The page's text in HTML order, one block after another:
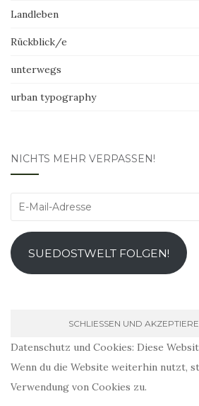
Landleben
Rückblick/e
unterwegs
urban typography
NICHTS MEHR VERPASSEN!
E-
Adresse
SUEDOSTWELT FOLGEN!
Datenschutz und Cookies: Diese
Wenn du die Website weiterhin nutzt,
Verwendung von Cookies zu.